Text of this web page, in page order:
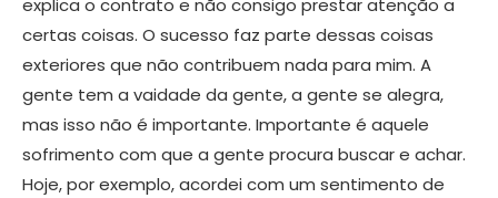
explica o contrato e não consigo prestar atenção a
certas coisas. O sucesso faz parte dessas coisas
exteriores que não contribuem nada para mim. A
gente tem a vaidade da gente, a gente se alegra,
mas isso não é importante. Importante é aquele
sofrimento com que a gente procura buscar e achar.
Hoje, por exemplo, acordei com um sentimento de